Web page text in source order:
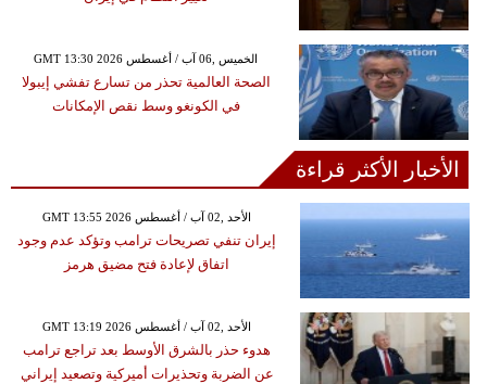
GMT 13:30 2026 الخميس ,06 آب / أغسطس
الصحة العالمية تحذر من تسارع تفشي إيبولا
في الكونغو وسط نقص الإمكانات
الأخبار الأكثر قراءة
GMT 13:55 2026 الأحد ,02 آب / أغسطس
إيران تنفي تصريحات ترامب وتؤكد عدم وجود
اتفاق لإعادة فتح مضيق هرمز
GMT 13:19 2026 الأحد ,02 آب / أغسطس
هدوء حذر بالشرق الأوسط بعد تراجع ترامب
عن الضربة وتحذيرات أميركية وتصعيد إيراني